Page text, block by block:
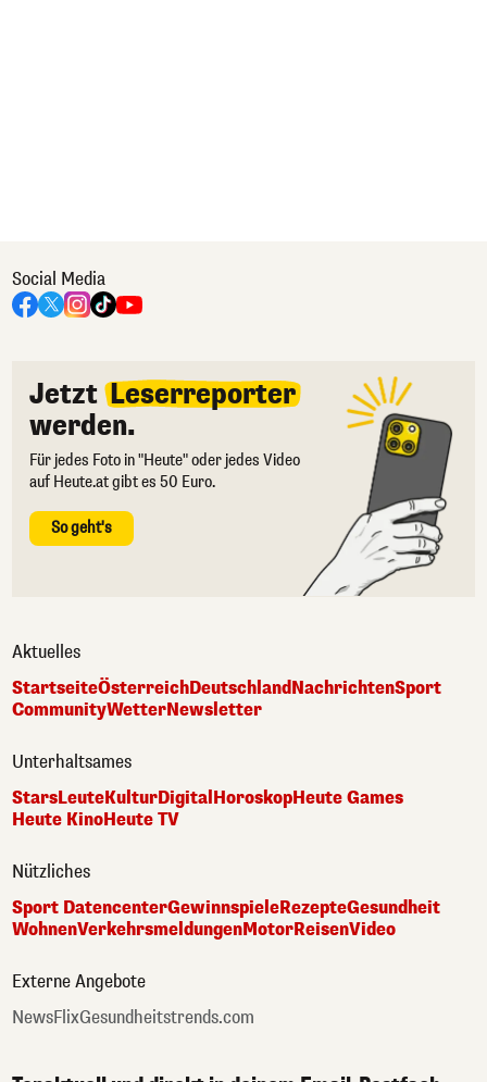
Social Media
Jetzt Leserreporter
werden.
Für jedes Foto in "Heute" oder jedes Video
auf Heute.at gibt es 50 Euro.
So geht's
Aktuelles
StartseiteÖsterreichDeutschlandNachrichtenSport
CommunityWetterNewsletter
Unterhaltsames
StarsLeuteKulturDigital HoroskopHeute Games
Heute KinoHeute TV
Nützliches
Sport DatencenterGewinnspieleRezepteGesundheit
WohnenVerkehrsmeldungenMotorReisenVideo
Externe Angebote
NewsFlixGesundheitstrends.com